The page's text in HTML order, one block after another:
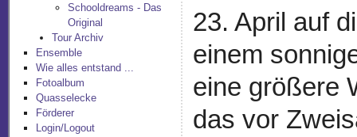
Schooldreams - Das
Original
Tour Archiv
Ensemble
Wie alles entstand ...
Fotoalbum
Quasselecke
Förderer
Login/Logout
23. April auf
einem
eine größere
das vor